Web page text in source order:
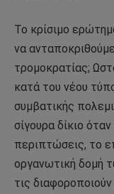
Το κρίσιμο
να
τρομοκρατίας;
κατά του νέου
συμβατικής
σίγουρα δίκιο
περιπτώσεις, το
οργανωτική δομή
τις